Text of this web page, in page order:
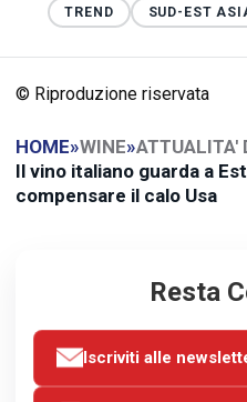
TREND
SUD-EST
© Riproduzione riservata
HOME»WINE»ATTUALITA'
Il vino italiano guarda a
compensare il calo Usa
Resta
Iscriviti alle